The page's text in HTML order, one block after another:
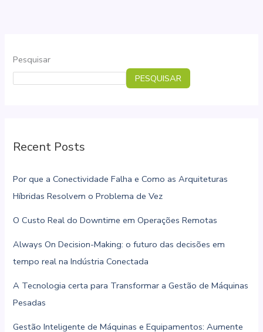
Análise
diferenciar
mercado
Pesquisar
PESQUISAR
Recent Posts
Por que a Conectividade Falha e Como as Arquiteturas
Híbridas Resolvem o Problema de Vez
O Custo Real do Downtime em Operações Remotas
Always On Decision-Making: o futuro das decisões em
tempo real na Indústria Conectada
A Tecnologia certa para Transformar a Gestão de Máquinas
Pesadas
Gestão Inteligente de Máquinas e Equipamentos: Aumente